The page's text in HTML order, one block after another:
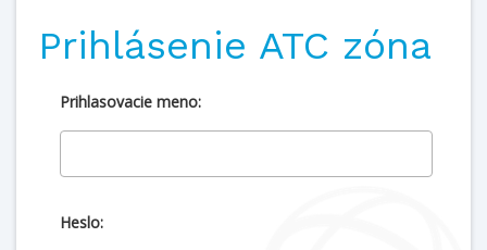
Prihlásenie ATC zóna
Prihlasovacie meno:
Heslo: